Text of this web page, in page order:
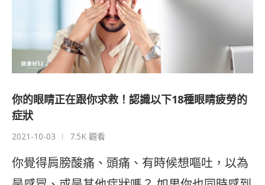
你的眼睛正在跟你求救！認識以下18種眼睛疲勞的
症狀
2021-10-03 7.5K 觀看
你覺得肩膀酸痛、頭痛、有時候想嘔吐，以為